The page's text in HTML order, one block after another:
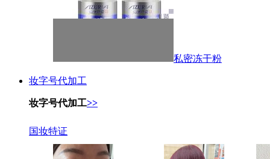
私密冻干粉
妆字号代加工
妆字号代加工>>
国妆特证